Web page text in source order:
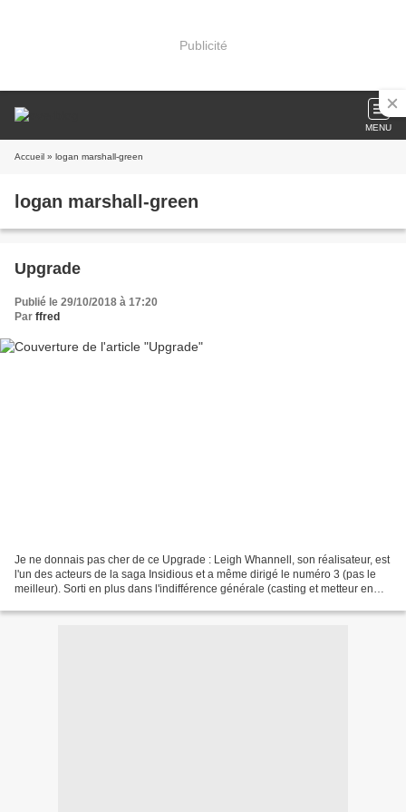
Publicité
MENU
Accueil » logan marshall-green
logan marshall-green
Upgrade
Publié le 29/10/2018 à 17:20
Par ffred
Je ne donnais pas cher de ce Upgrade : Leigh Whannell, son réalisateur, est
l'un des acteurs de la saga Insidious et a même dirigé le numéro 3 (pas le
meilleur). Sorti en plus dans l'indifférence générale (casting et metteur en